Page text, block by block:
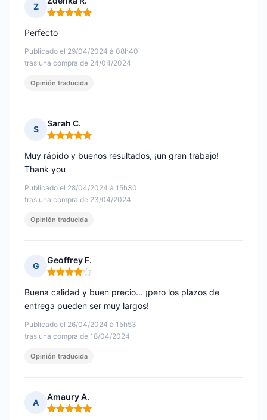
Z
Nota: 5 de 5
Publicado el 29/04/2024 à 08h40
tras una compra de 24/04/2024
Perfecto
Opinión traducida
S
Sarah C.
Nota: 5 de 5
Publicado el 28/04/2024 à 15h30
tras una compra de 23/04/2024
Muy rápido y buenos resultados, ¡un gran trabajo!
Thank you
Opinión traducida
G
Geoffrey F.
Nota: 4 de 5
Publicado el 26/04/2024 à 15h53
tras una compra de 18/04/2024
Buena calidad y buen precio... ¡pero los plazos de
entrega pueden ser muy largos!
Opinión traducida
A
Amaury A.
Nota: 5 de 5